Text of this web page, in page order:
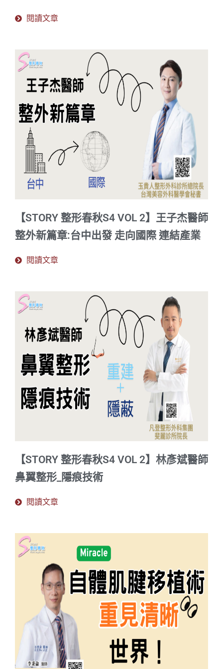
閱讀文章
【STORY 整形春秋S4 VOL 2】王子杰醫師
整外新篇章:台中出發 走向國際 連結產業
閱讀文章
【STORY 整形春秋S4 VOL 2】林彥斌醫師
鼻翼整形_隱痕技術
閱讀文章